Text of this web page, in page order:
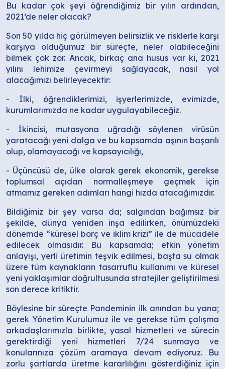
Bu kadar çok şeyi öğrendiğimiz bir yılın ardından,
2021’de neler olacak?
Son 50 yılda hiç görülmeyen belirsizlik ve risklerle karşı
karşıya olduğumuz bir süreçte, neler olabileceğini
bilmek çok zor. Ancak, birkaç ana husus var ki, 2021
yılını lehimize çevirmeyi sağlayacak, nasıl yol
alacağımızı belirleyecektir:
- İlki, öğrendiklerimizi, işyerlerimizde, evimizde,
kurumlarımızda ne kadar uygulayabileceğiz.
- İkincisi, mutasyona uğradığı söylenen virüsün
yaratacağı yeni dalga ve bu kapsamda aşının başarılı
olup, olamayacağı ve kapsayıcılığı,
- Üçüncüsü de, ülke olarak gerek ekonomik, gerekse
toplumsal açıdan normalleşmeye geçmek için
atmamız gereken adımları hangi hızda atacağımızdır.
Bildiğimiz bir şey varsa da; salgından bağımsız bir
şekilde, dünya yeniden inşa edilirken, önümüzdeki
dönemde “küresel borç ve iklim krizi” ile de mücadele
edilecek olmasıdır. Bu kapsamda; etkin yönetim
anlayışı, yerli üretimin teşvik edilmesi, başta su olmak
üzere tüm kaynakların tasarruflu kullanımı ve küresel
yeni yaklaşımlar doğrultusunda stratejiler geliştirilmesi
son derece kritiktir.
Böylesine bir süreçte Pandeminin ilk anından bu yana;
gerek Yönetim Kurulumuz ile ve gerekse tüm çalışma
arkadaşlarımızla birlikte, yasal hizmetleri ve sürecin
gerektirdiği yeni hizmetleri 7/24 sunmaya ve
konularınıza çözüm aramaya devam ediyoruz. Bu
zorlu şartlarda üretme kararlılığını gösterdiğiniz için